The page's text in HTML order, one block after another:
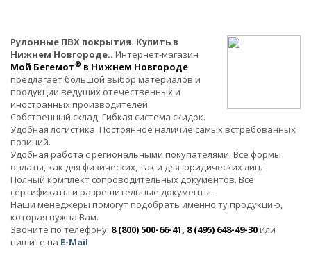
Рулонные ПВХ покрытия. Купить в
Нижнем Новгороде.. Интернет-магазин
Мой Бегемот® в Нижнем Новгороде
предлагает большой выбор материалов и
продукции ведущих отечественных и
иностранных производителей.
Собственный склад. Гибкая система скидок.
Удобная логистика. Постоянное наличие самых встребованных
позиций.
Удобная работа с региональными покупателями. Все формы
оплаты, как для физических, так и для юридических лиц.
Полный комплект сопроводительных документов. Все
сертификаты и разрешительные документы.
Наши менеджеры помогут подобрать именно ту продукцию,
которая нужна Вам.
Звоните по телефону: 8 (800) 500-66-41, 8 (495) 648-49-30или
пишите на E-Mail